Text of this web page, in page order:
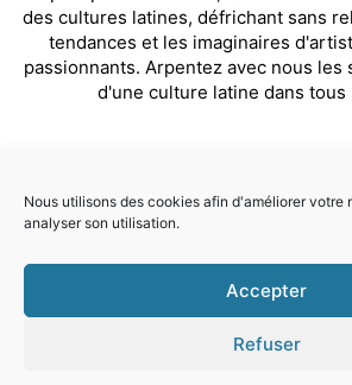
des cultures latines, défrichant sans
tendances et les imaginaires
passionnants. Arpentez avec nous les
d'une culture latine dans tous
© Que Tal Paris ? 2026
Nous utilisons des cookies afin d'améliorer votre
analyser son utilisation.
Accepter
Refuser